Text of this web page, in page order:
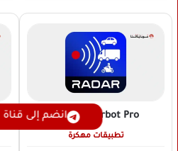
Radarbot Pro مهكر
تطبيقات مهكرة
انضم إلى قناة